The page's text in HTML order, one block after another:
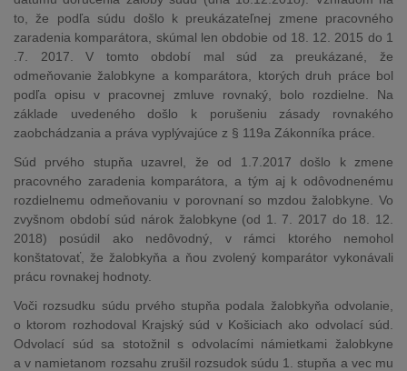
to, že podľa súdu došlo k preukázateľnej zmene pracovného
zaradenia komparátora, skúmal len obdobie od 18. 12. 2015 do 1
.7. 2017. V tomto období mal súd za preukázané, že
odmeňovanie žalobkyne a komparátora, ktorých druh práce bol
podľa opisu v pracovnej zmluve rovnaký, bolo rozdielne. Na
základe uvedeného došlo k porušeniu zásady rovnakého
zaobchádzania a práva vyplývajúce z § 119a Zákonníka práce.
Súd prvého stupňa uzavrel, že od 1.7.2017 došlo k zmene
pracovného zaradenia komparátora, a tým aj k odôvodnenému
rozdielnemu odmeňovaniu v porovnaní so mzdou žalobkyne. Vo
zvyšnom období súd nárok žalobkyne (od 1. 7. 2017 do 18. 12.
2018) posúdil ako nedôvodný, v rámci ktorého nemohol
konštatovať, že žalobkyňa a ňou zvolený komparátor vykonávali
prácu rovnakej hodnoty.
Voči rozsudku súdu prvého stupňa podala žalobkyňa odvolanie,
o ktorom rozhodoval Krajský súd v Košiciach ako odvolací súd.
Odvolací súd sa stotožnil s odvolacími námietkami žalobkyne
a v namietanom rozsahu zrušil rozsudok súdu 1. stupňa a vec mu